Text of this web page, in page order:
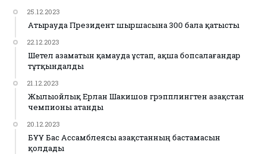
25.12.2023
Атырауда Президент шыршасына 300 бала қатысты
22.12.2023
Шетел азаматын қамауда ұстап, ақша бопсалағандар
тұтқындалды
21.12.2023
Жылыойлық Ерлан Шакишов грэпплингтен Қазақстан
чемпионы атанды
20.12.2023
БҰҰ Бас Ассамблеясы Қазақстанның бастамасын
қолдады